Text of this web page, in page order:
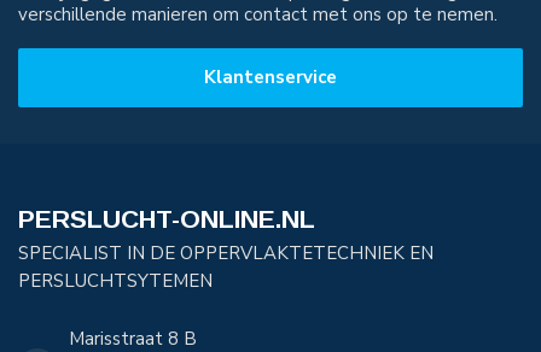
verschillende manieren om contact met ons op te nemen.
Klantenservice
PERSLUCHT-ONLINE.NL
SPECIALIST IN DE OPPERVLAKTETECHNIEK EN
PERSLUCHTSYTEMEN
Marisstraat 8 B